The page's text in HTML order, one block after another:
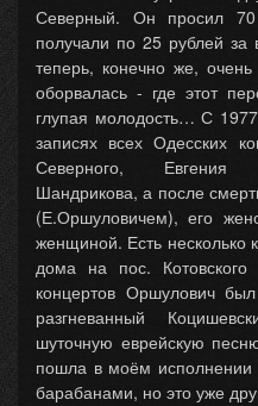
Северный. Он просил
получали по 25 рублей за
теперь, конечно же,
оборвалась - где этот
глупая молодость… С
записях всех Одесских
Северного, Евгения
Шандрикова, а после
(Е.Оршуловичем), его
женщиной. Есть несколько
дома на пос.
концертов Оршулович
разгневанный
шуточную еврейскую
пошла в моём исполнении
барабанами, но это уже